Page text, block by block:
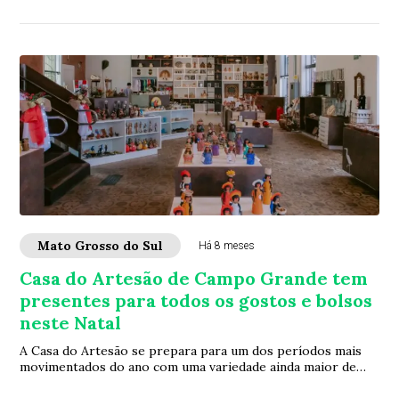
Mato Grosso do Sul Há 8 meses
Casa do Artesão de Campo Grande tem
presentes para todos os gostos e bolsos
neste Natal
A Casa do Artesão se prepara para um dos períodos mais
movimentados do ano com uma variedade ainda maior de